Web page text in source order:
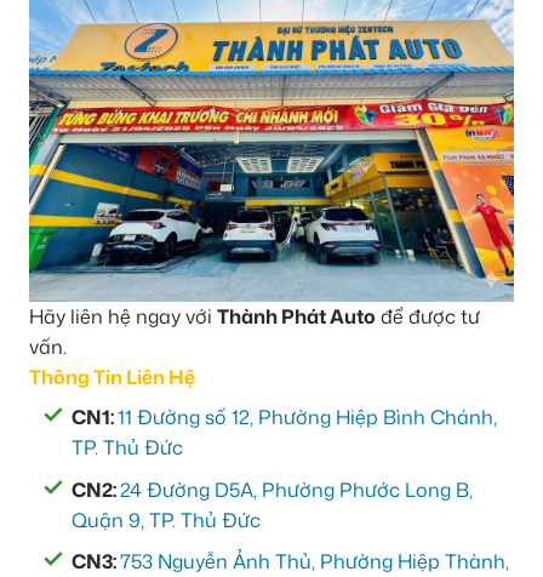
Hãy liên hệ ngay với Thành Phát Auto để được tư
vấn.
Thông Tin Liên Hệ
CN1:11 Đường số 12, Phường Hiệp Bình Chánh,
TP. Thủ Đức
CN2:24 Đường D5A, Phường Phước Long B,
Quận 9, TP. Thủ Đức
CN3:753 Nguyễn Ảnh Thủ, Phường Hiệp Thành,